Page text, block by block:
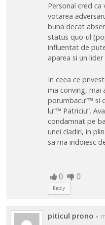
Personal cred
votarea
buna decat
status quo-ul
influentat de
aparea si un
In ceea ce
ma conving, mai
porumbacu”™ si
lu”™ Patriciu”.
condamnat pe
unei cladiri, in
sa ma indoiesc
0 0
Reply
piticul prono -